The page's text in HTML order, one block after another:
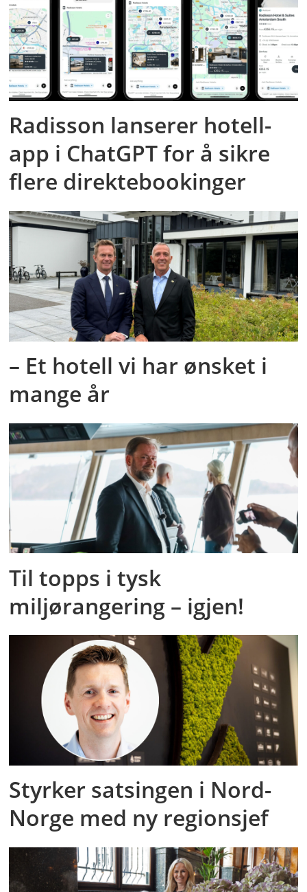
Radisson lanserer hotell-
app i ChatGPT for å sikre
flere direktebookinger
– Et hotell vi har ønsket i
mange år
Til topps i tysk
miljørangering – igjen!
Styrker satsingen i Nord-
Norge med ny regionsjef